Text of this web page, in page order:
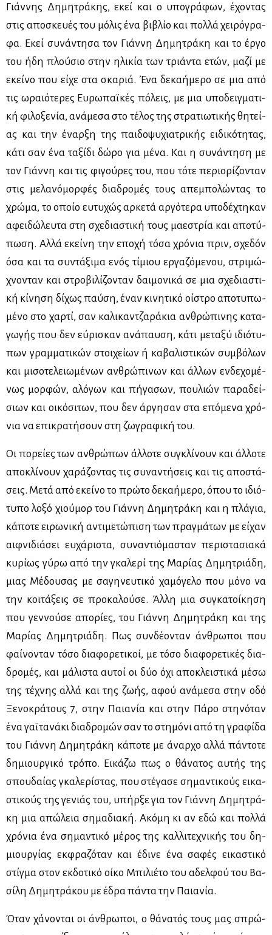
Γιάν­νης Δη­μη­τρά­κης, εκεί και ο υπο­γρά­φων, έχο­ντας
στις απο­σκευ­ές του μό­λις ένα βι­βλίο και πολ­λά χει­ρό­γρα­
φα. Εκεί συ­νά­ντη­σα τον Γιάν­νη Δη­μη­τρά­κη και το έρ­γο
του ήδη πλού­σιο στην ηλι­κία των τριά­ντα ετών, μα­ζί με
εκεί­νο που εί­χε στα σκα­ριά. Ένα δε­κα­ή­με­ρο σε μια από
τις ωραιό­τε­ρες Ευ­ρω­παϊ­κές πό­λεις, με μια υπο­δειγ­μα­τι­
κή φι­λο­ξε­νία, ανά­με­σα στο τέ­λος της στρα­τιω­τι­κής θη­τεί­
ας και την έναρ­ξη της παι­δο­ψυ­χια­τρι­κής ει­δι­κό­τη­τας,
κά­τι σαν ένα τα­ξί­δι δώ­ρο για μέ­να. Και η συ­νά­ντη­ση με
τον Γιάν­νη και τις φι­γού­ρες του, που τό­τε πε­ριο­ρί­ζο­νταν
στις με­λα­νό­μορ­φές δια­δρο­μές τους απε­μπο­λώ­ντας το
χρώ­μα, το οποίο ευ­τυ­χώς αρ­κε­τά αρ­γό­τε­ρα υπο­δέ­χτη­καν
αφει­δώ­λευ­τα στη σχε­δια­στι­κή τους μα­ε­στρία και απο­τύ­
πω­ση. Αλ­λά εκεί­νη την επο­χή τό­σα χρό­νια πριν, σχε­δόν
όσα και τα συ­ντά­ξι­μα ενός τί­μιου ερ­γα­ζό­με­νου, στρι­μώ­
χνο­νταν και στρο­βι­λί­ζο­νταν δαι­μο­νι­κά σε μια σχε­δια­στι­
κή κί­νη­ση δί­χως παύ­ση, έναν κι­νη­τι­κό οί­στρο απο­τυ­πω­
μέ­νο στο χαρ­τί, σαν κα­λι­καν­τζα­ρά­κια αν­θρώ­πι­νης κα­τα­
γω­γής που δεν εύ­ρι­σκαν ανά­παυ­ση, κά­τι με­τα­ξύ ιδιό­τυ­
πων γραμ­μα­τι­κών στοι­χεί­ων ή κα­βα­λι­στι­κών συμ­βό­λων
και μι­σο­τε­λειω­μέ­νων αν­θρώ­πι­νων και άλ­λων εν­δε­χο­μέ­
νως μορ­φών, αλό­γων και πή­γα­σων, που­λιών πα­ρα­δεί­
σιων και οι­κό­σι­των, που δεν άρ­γη­σαν στα επό­με­να χρό­
νια να επι­κρα­τή­σουν στη ζω­γρα­φι­κή του.
Οι πο­ρεί­ες των αν­θρώ­πων άλ­λο­τε συ­γκλί­νουν και άλ­λο­τε
απο­κλί­νουν χα­ρά­ζο­ντας τις συ­να­ντή­σεις και τις απο­στά­
σεις. Με­τά από εκεί­νο το πρώ­το δε­κα­ή­με­ρο, όπου το ιδιό­
τυ­πο λο­ξό χιού­μορ του Γιάν­νη Δη­μη­τρά­κη και η πλά­για,
κά­πο­τε ει­ρω­νι­κή αντι­με­τώ­πι­ση των πραγ­μά­των με εί­χαν
αιφ­νι­διά­σει ευ­χά­ρι­στα, συ­να­ντιό­μα­σταν πε­ρι­στα­σια­κά
κυ­ρί­ως γύ­ρω από την γκα­λε­ρί της Μα­ρί­ας Δη­μη­τριά­δη,
μιας Μέ­δου­σας με σα­γη­νευ­τι­κό χα­μό­γε­λο που μό­νο να
την κοι­τά­ξεις σε προ­κα­λού­σε. Άλ­λη μια συ­γκα­τοί­κη­ση
που γεν­νού­σε απο­ρί­ες, του Γιάν­νη Δη­μη­τρά­κη και της
Μα­ρί­ας Δη­μη­τριά­δη. Πως συν­δέ­ο­νταν άν­θρω­ποι που
φαί­νο­νταν τό­σο δια­φο­ρε­τι­κοί, με τό­σο δια­φο­ρε­τι­κές δια­
δρο­μές, και μά­λι­στα αυ­τοί οι δύο όχι απο­κλει­στι­κά μέ­σω
της τέ­χνης αλ­λά και της ζω­ής, αφού ανά­με­σα στην οδό
Ξε­νο­κρά­τους 7, στην Παια­νία και στην Πά­ρο στη­νό­ταν
ένα γαϊ­τα­νά­κι δια­δρο­μών σαν το στη­μό­νι από τη γρα­φί­δα
του Γιάν­νη Δη­μη­τρά­κη κά­πο­τε με άναρ­χο αλ­λά πά­ντο­τε
δη­μιουρ­γι­κό τρό­πο. Ει­κά­ζω πως ο θά­να­τος αυ­τής της
σπου­δαί­ας γκα­λε­ρί­στας, που στέ­γα­σε ση­μα­ντι­κούς ει­κα­
στι­κούς της γε­νιάς του, υπήρ­ξε για τον Γιάν­νη Δη­μη­τρά­
κη μια απώ­λεια ση­μα­δια­κή. Ακό­μη κι αν εδώ και πολ­λά
χρό­νια ένα ση­μα­ντι­κό μέ­ρος της καλ­λι­τε­χνι­κής του δη­
μιουρ­γί­ας εκ­φρα­ζό­ταν και έδι­νε ένα σα­φές ει­κα­στι­κό
στίγ­μα στον εκ­δο­τι­κό οί­κο Μπι­λιέ­το του αδελ­φού του Βα­
σί­λη Δη­μη­τρά­κου με έδρα πά­ντα την Παια­νία.
Όταν χά­νο­νται οι άν­θρω­ποι, ο θά­να­τός τους μας σπρώ­